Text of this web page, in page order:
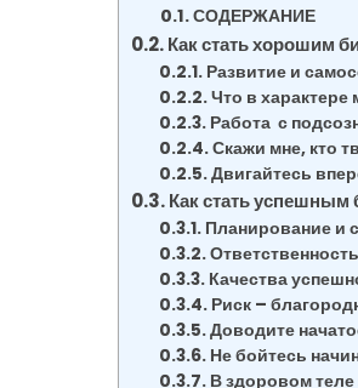
СОДЕРЖАНИЕ
Как стать хорошим
Развитие и
Что в характере
Работа с
Скажи мне, кто
Двигайтесь
Как стать
Планирование и
Качества
Риск –
Доводите
Не бойтесь
В здоровом